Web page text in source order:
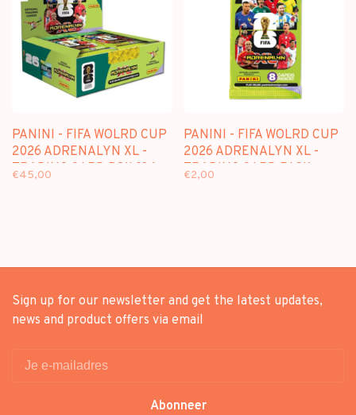
PANINI - FIFA WOLRD CUP
2026 ADRENALYN XL -
TRADING CARD BOX [24
€45,00
PANINI - FIFA WOLRD CUP
2026 ADRENALYN XL -
TRADING CARD PACK
€2,00
Sign up for our newsletter and get the latest updates,
news and product offers via email
Abonneer